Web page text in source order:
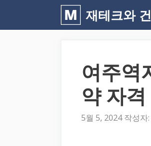
재테크와
여주역
약 자
5월 5, 2024 작성자: